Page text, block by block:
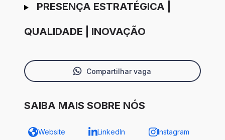
PRESENÇA ESTRATÉGICA |
QUALIDADE | INOVAÇÃO
Compartilhar vaga
SAIBA MAIS SOBRE NÓS
Website LinkedIn Instagram